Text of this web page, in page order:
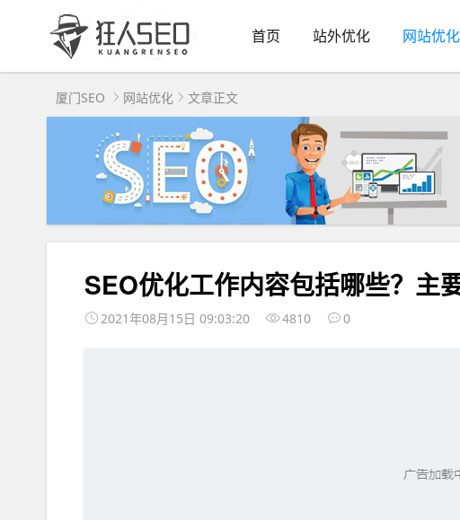
首页 站外优化 网站优化
厦门SEO 网站优化 文章正文
SEO优化工作内容包括哪些？主
2021年08月15日 09:03:20 4810 0